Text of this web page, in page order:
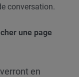
conversation.
une page
en